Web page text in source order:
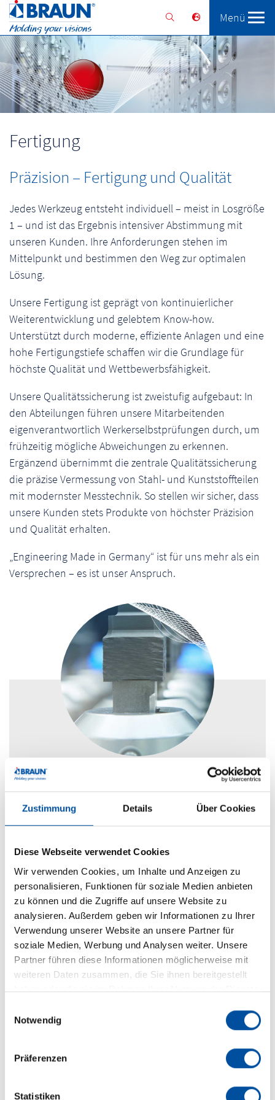
Zustimmung Details Über Cookies
Diese Webseite verwendet Cookies
Wir verwenden Cookies, um Inhalte und Anzeigen zu
personalisieren, Funktionen für soziale Medien anbieten
zu können und die Zugriffe auf unsere Website zu
analysieren. Außerdem geben wir Informationen zu Ihrer
Verwendung unserer Website an unsere Partner für
soziale Medien, Werbung und Analysen weiter. Unsere
Partner führen diese Informationen möglicherweise mit
weiteren Daten zusammen, die Sie ihnen bereitgestellt
haben oder die sie im Rahmen Ihrer Nutzung der Dienste
Notwendig
Präferenzen
Statistiken
Lösungen Services
Menü
Fertigung
Präzision – Fertigung und Qualität
Jedes Werkzeug entsteht individuell – meist in Losgröße
1 – und ist das Ergebnis intensiver Abstimmung mit
unseren Kunden. Ihre Anforderungen stehen im
Mittelpunkt und bestimmen den Weg zur optimalen
Lösung.
Unsere Fertigung ist geprägt von kontinuierlicher
Weiterentwicklung und gelebtem Know-how.
Unterstützt durch moderne, effiziente Anlagen und eine
hohe Fertigungstiefe schaffen wir die Grundlage für
höchste Qualität und Wettbewerbsfähigkeit.
Unsere Qualitätssicherung ist zweistufig aufgebaut: In
den Abteilungen führen unsere Mitarbeitenden
eigenverantwortlich Werkerselbstprüfungen durch, um
frühzeitig mögliche Abweichungen zu erkennen.
Ergänzend übernimmt die zentrale Qualitätssicherung
die präzise Vermessung von Stahl- und Kunststoffteilen
mit modernster Messtechnik. So stellen wir sicher, dass
unsere Kunden stets Produkte von höchster Präzision
und Qualität erhalten.
„Engineering Made in Germany“ ist für uns mehr als ein
Versprechen – es ist unser Anspruch.
Forschung & Entwicklung
Technologien
Handwerkliches Können kombiniert mit perfekt
beherrschter Technik ermöglicht uns
Spitzenleistungen in allen Bereichen der
Kunststofftechnologie zu erzielen.
Zu den Technologien